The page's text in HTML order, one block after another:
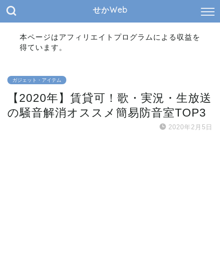
せかWeb
本ページはアフィリエイトプログラムによる収益を
得ています。
ガジェット・アイテム
【2020年】賃貸可！歌・実況・生放送
の騒音解消オススメ簡易防音室TOP3
2020年2月5日